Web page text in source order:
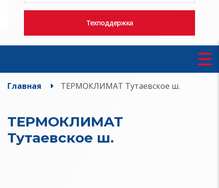
Техподдержка
Главная ТЕРМОКЛИМАТ Тутаевское ш.
ТЕРМОКЛИМАТ
Тутаевское ш.